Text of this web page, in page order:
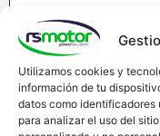
Utilizamos cookies y
información de tu
datos como
para analizar el uso del